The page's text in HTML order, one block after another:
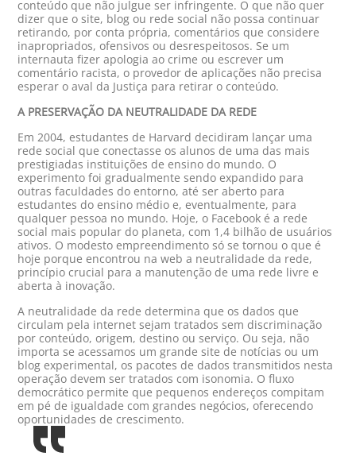
conteúdo que não julgue ser infringente. O que não quer
dizer que o site, blog ou rede social não possa continuar
retirando, por conta própria, comentários que considere
inapropriados, ofensivos ou desrespeitosos. Se um
internauta fizer apologia ao crime ou escrever um
comentário racista, o provedor de aplicações não precisa
esperar o aval da Justiça para retirar o conteúdo.
A PRESERVAÇÃO DA NEUTRALIDADE DA REDE
Em 2004, estudantes de Harvard decidiram lançar uma
rede social que conectasse os alunos de uma das mais
prestigiadas instituições de ensino do mundo. O
experimento foi gradualmente sendo expandido para
outras faculdades do entorno, até ser aberto para
estudantes do ensino médio e, eventualmente, para
qualquer pessoa no mundo. Hoje, o Facebook é a rede
social mais popular do planeta, com 1,4 bilhão de usuários
ativos. O modesto empreendimento só se tornou o que é
hoje porque encontrou na web a neutralidade da rede,
princípio crucial para a manutenção de uma rede livre e
aberta à inovação.
A neutralidade da rede determina que os dados que
circulam pela internet sejam tratados sem discriminação
por conteúdo, origem, destino ou serviço. Ou seja, não
importa se acessamos um grande site de notícias ou um
blog experimental, os pacotes de dados transmitidos nesta
operação devem ser tratados com isonomia. O fluxo
democrático permite que pequenos endereços compitam
em pé de igualdade com grandes negócios, oferecendo
oportunidades de crescimento.